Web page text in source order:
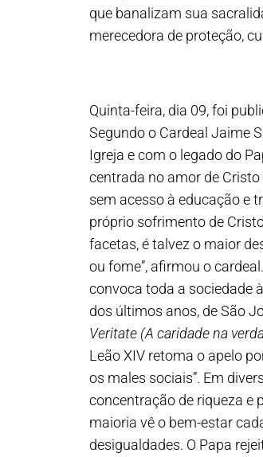
que banalizam sua
merecedora de proteção,
Quinta-feira, dia 09, foi
Segundo o Cardeal Jaime
Igreja e com o legado do
centrada no amor de
sem acesso à educação e
próprio sofrimento de
facetas, é talvez o maior
ou fome”, afirmou o
convoca toda a sociedade
dos últimos anos, de São
Veritate (A caridade na
Leão XIV retoma o apelo
os males sociais”. Em
concentração de riqueza e
maioria vê o bem-estar
desigualdades. O Papa